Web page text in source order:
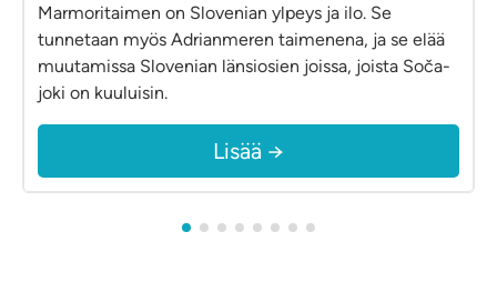
Marmoritaimen on Slovenian ylpeys ja ilo. Se
tunnetaan myös Adrianmeren taimenena, ja se elää
muutamissa Slovenian länsiosien joissa, joista Soča-
joki on kuuluisin.
Lisää →